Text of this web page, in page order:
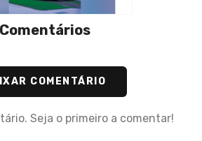
Comentários
COMENTÁRIO
Seja o primeiro a comentar!